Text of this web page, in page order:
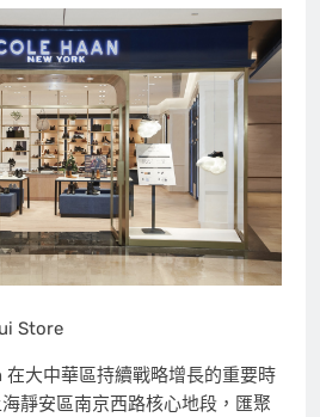
Store
在大中華區持續戰略增長的重要時
靜安區南京西路核心地段，匯聚